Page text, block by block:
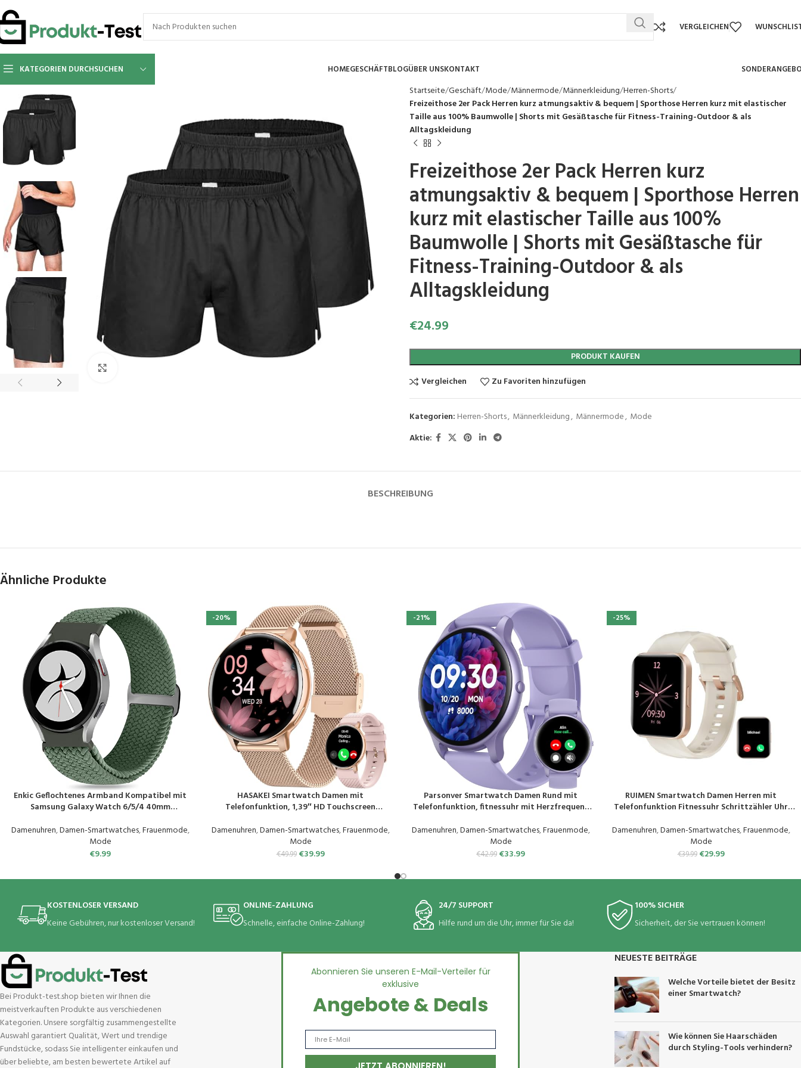
VERGLEICHEN
KATEGORIEN DURCHSUCHEN HOMEGESCHÄFTBLOGÜBER UNSKONTAKT
Startseite Geschäft Mode Männermode Männerkleidung Herren-Shorts
Freizeithose 2er Pack Herren kurz atmungsaktiv & bequem | Sporthose Herren kurz mit elastischer
Taille aus 100% Baumwolle | Shorts mit Gesäßtasche für Fitness-Training-Outdoor & als
Alltagskleidung
Freizeithose 2er Pack Herren kurz
atmungsaktiv & bequem | Sporthose Herren
kurz mit elastischer Taille aus 100%
Baumwolle | Shorts mit Gesäßtasche für
Fitness-Training-Outdoor & als
Alltagskleidung
€24.99
PRODUKT KAUFEN
Vergleichen
Zu Favoriten hinzufügen
Kategorien: Herren-Shorts, Männerkleidung, Männermode, Mode
Aktie:
BESCHREIBUNG
Ähnliche Produkte
PRODUKT KAUFEN
Enkic Geflochtenes Armband Kompatibel mit
Samsung Galaxy Watch 6/5/4 40mm
Classic/Watch 4 Classic, Elastisch
Uhrenarmband Sport Loop Ersatzarmband für
Herren Damen
Damenuhren,Damen-Smartwatches,Frauenmode,
Mode
€9.99
-20%
PRODUKT KAUFEN
HASAKEI Smartwatch Damen mit
Telefonfunktion, 1,39″ HD Touchscreen
Schlafmonitor, Menstruationszyklus IP68
Wasserdicht Sportuhr Armbanduhr Android iOS
Roségold
Damenuhren,Damen-Smartwatches,Frauenmode,
Mode
€49.99 €39.99
-21%
PRODUKT KAUFEN
Parsonver Smartwatch Damen Rund mit
Telefonfunktion, fitnessuhr mit Herzfrequenz
Wasserdicht smart Watch damenuhr, 100+
Sportmodi Lila, SPROD1
Damenuhren,Damen-Smartwatches,Frauenmode,
Mode
€42.99 €33.99
-25%
PRODUKT KAUFEN
RUIMEN Smartwatch Damen Herren mit
Telefonfunktion Fitnessuhr Schrittzähler Uhr
Schlafüberwachung Nachrichten Multi
Trainingsmodi Smart Watch Wasserdicht Für
Android iOS
Damenuhren,Damen-Smartwatches,Frauenmode,
Mode
€39.99 €29.99
KOSTENLOSER VERSAND
Keine Gebühren, nur kostenloser Versand!
ONLINE-ZAHLUNG
Schnelle, einfache Online-Zahlung!
24/7 SUPPORT
Hilfe rund um die Uhr, immer für Sie da!
100% SICHER
Sicherheit, der Sie vertrauen können!
Bei Produkt-test.shop bieten wir Ihnen die
meistverkauften Produkte aus verschiedenen
Kategorien. Unsere sorgfältig zusammengestellte
Auswahl garantiert Qualität, Wert und trendige
Fundstücke, sodass Sie intelligenter einkaufen und
über beliebte, am besten bewertete Artikel auf
Abonnieren Sie unseren E-Mail-Verteiler für
exklusive
Angebote & Deals
NEUESTE BEITRÄGE
Welche Vorteile bietet der Besitz
einer Smartwatch?
Wie können Sie Haarschäden
durch Styling-Tools verhindern?